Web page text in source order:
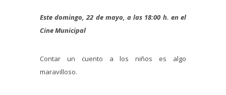
Este domingo, 22 de mayo, a las 18:00 h. en el
Cine Municipal
Contar un cuento a los niños es algo
maravilloso.